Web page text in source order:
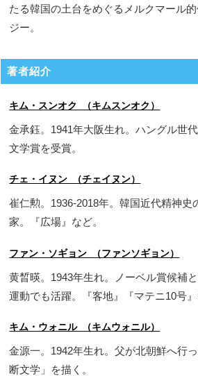
たる韓国の土台をめぐるメルクマール
ジー。
著者紹介
キム・スンオク （キムスンオク）
金承鈺。1941年大阪生れ。ハングル世
文学賞を受賞。
チェ・イヌン （チェイヌン）
崔仁勲。1936-2018年。韓国近代精神史
家。『広場』など。
ファン・ソギョン （ファンソギョン）
黄晳暎。1943年生れ。ノーベル賞候補
運動でも活躍。『客地』『マテニ10号』
キム・ウォニル （キムウォニル）
金源一。1942年生れ。父が北朝鮮へ行
断文学」を描く。